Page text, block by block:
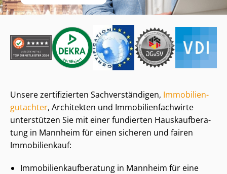
Unsere zertifizierten Sach­ver­stän­di­gen, Im­mo­bi­li­en­
gut­ach­ter, Architekten und Im­mo­bi­li­en­fach­wir­te
unterstützen Sie mit einer fundierten Haus­kauf­be­ra­
tung in Mannheim für einen sicheren und fairen
Immobilienkauf:
Im­mo­bi­li­en­kauf­be­ra­tung in Mannheim für eine